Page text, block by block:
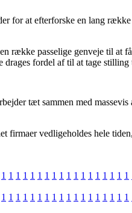
for at efterforske en lang
række passelige genveje til
drages fordel af til at tage
tæt sammen med
firmaer vedligeholdes hele
1 1 1 1 1 1 1 1 1 1 1 1 1 1 1 1 1 1
1 1 1 1 1 1 1 1 1 1 1 1 1 1 1 1 1 1